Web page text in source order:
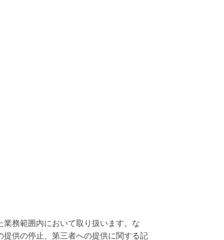
務範囲内において取り扱います。な
供の停止、第三者への提供に関する記